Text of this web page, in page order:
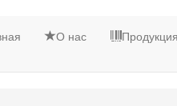
О нас Продукция